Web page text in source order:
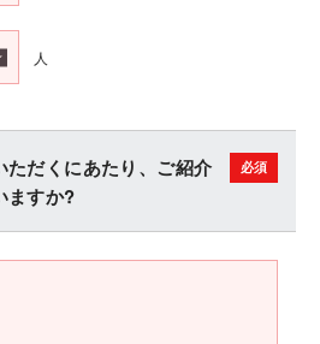
人
だくにあたり、ご紹介
ますか?